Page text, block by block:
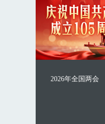
2026年全国两会